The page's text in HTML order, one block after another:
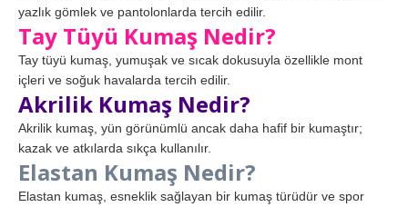
yazlık gömlek ve pantolonlarda tercih edilir.
Tay Tüyü Kumaş Nedir?
Tay tüyü kumaş, yumuşak ve sıcak dokusuyla özellikle mont
içleri ve soğuk havalarda tercih edilir.
Akrilik Kumaş Nedir?
Akrilik kumaş, yün görünümlü ancak daha hafif bir kumaştır;
kazak ve atkılarda sıkça kullanılır.
Elastan Kumaş Nedir?
Elastan kumaş, esneklik sağlayan bir kumaş türüdür ve spor